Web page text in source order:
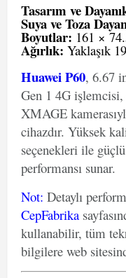
Tasarım ve
Suya ve Toza
Boyutlar: 161 ×
Ağırlık: Yaklaşık
Huawei P60, 6.67
Gen 1 4G işlemcisi,
XMAGE
cihazdır. Yüksek
seçenekleri ile
performansı sunar.
Not: Detaylı
CepFabrika
kullanabilir, tüm
bilgilere web